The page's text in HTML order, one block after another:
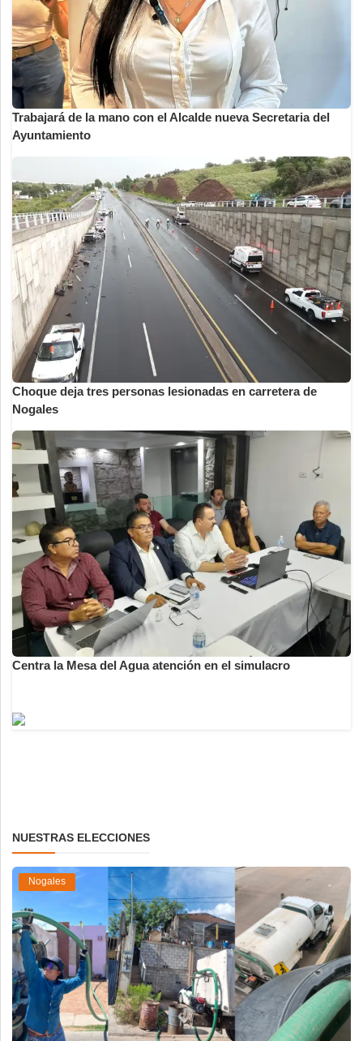
Trabajará de la mano con el Alcalde nueva Secretaria del
Ayuntamiento
Choque deja tres personas lesionadas en carretera de
Nogales
Centra la Mesa del Agua atención en el simulacro
NUESTRAS ELECCIONES
Nogales